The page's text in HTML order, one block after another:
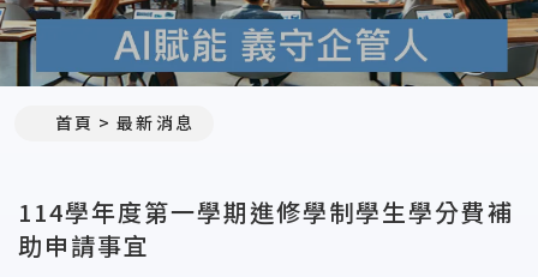
首頁 最新消息
114學年度第一學期進修學制學生學分費補
助申請事宜